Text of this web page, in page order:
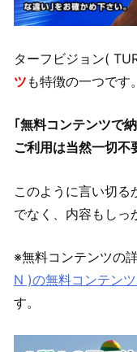
ターフビジョン(
ツ も特徴の一つです。
｢無料コンテンツで
ご利用は当然一切不
このように言い切る
でなく、内容もしっ
※無料コンテンツの
N )の無料コンテン
す。